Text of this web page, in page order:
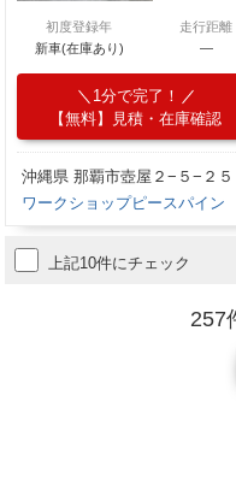
初度登録年
新車(在庫あり)
走行距離
―
1分で完了！
【無料】見積・在庫確認
沖縄県 那覇市壺屋２−５−２５
ワークショップピースパイン
上記10件にチェック
257